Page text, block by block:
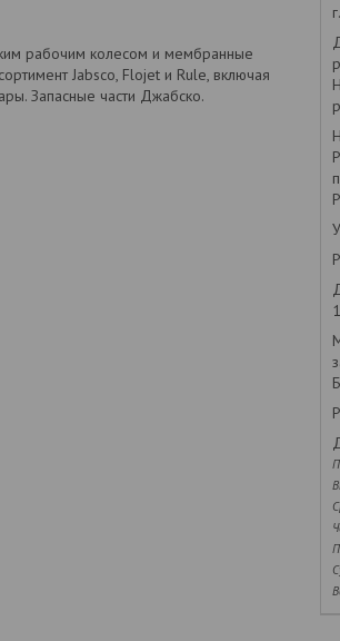
рабочим колесом и мембранные
Jabsco, Flojet и Rule, включая
Запасные части Джабско.